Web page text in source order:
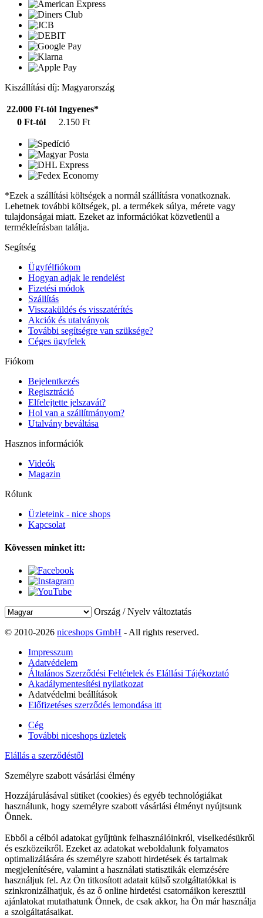
Kiszállítási díj: Magyarország
22.000 Ft-tól Ingyenes*
0 Ft-tól
2.150 Ft
*Ezek a szállítási költségek a normál szállításra vonatkoznak.
Lehetnek további költségek, pl. a termékek súlya, mérete vagy
tulajdonságai miatt. Ezeket az információkat közvetlenül a
termékleírásban találja.
Segítség
Ügyfélfiókom
Hogyan adjak le rendelést
Fizetési módok
Szállítás
Visszaküldés és visszatérítés
Akciók és utalványok
További segítségre van szüksége?
Céges ügyfelek
Fiókom
Bejelentkezés
Regisztráció
Elfelejtette jelszavát?
Hol van a szállítmányom?
Utalvány beváltása
Hasznos információk
Videók
Magazin
Rólunk
Üzleteink - nice shops
Kapcsolat
Kövessen minket itt:
Ország / Nyelv változtatás
© 2010-2026 niceshops GmbH - All rights reserved.
Impresszum
Adatvédelem
Általános Szerződési Feltételek és Elállási Tájékoztató
Akadálymentesítési nyilatkozat
Adatvédelmi beállítások
Előfizetéses szerződés lemondása itt
Cég
További niceshops üzletek
Elállás a szerződéstől
Személyre szabott vásárlási élmény
Hozzájárulásával sütiket (cookies) és egyéb technológiákat
használunk, hogy személyre szabott vásárlási élményt nyújtsunk
Önnek.
Ebből a célból adatokat gyűjtünk felhasználóinkról, viselkedésükről
és eszközeikről. Ezeket az adatokat weboldalunk folyamatos
optimalizálására és személyre szabott hirdetések és tartalmak
megjelenítésére, valamint a használati statisztikák elemzésére
használjuk fel. Az Ön titkosított adatait külső szolgáltatókkal is
szinkronizálhatjuk, és az ő online hirdetési csatornáikon keresztül
ajánlatokat mutathatunk Önnek, de csak akkor, ha Ön már használja
a szolgáltatásaikat.